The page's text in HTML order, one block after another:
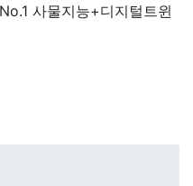
사물지능+디지털트윈